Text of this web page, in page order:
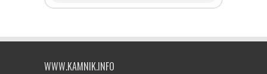
WWW.KAMNIK.INFO